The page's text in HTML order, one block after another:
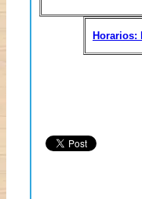
Horarios: